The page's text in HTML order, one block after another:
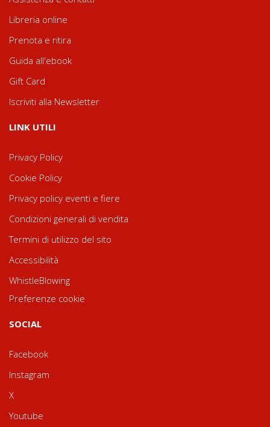
Libreria online
Prenota e ritira
Guida all'ebook
Gift Card
Iscriviti alla Newsletter
LINK UTILI
Privacy Policy
Cookie Policy
Privacy policy eventi e fiere
Condizioni generali di vendita
Termini di utilizzo del sito
Accessibilità
WhistleBlowing
Preferenze cookie
SOCIAL
Facebook
Instagram
X
Youtube